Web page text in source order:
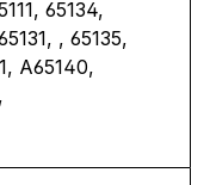
65134,
, 65135,
A65140,